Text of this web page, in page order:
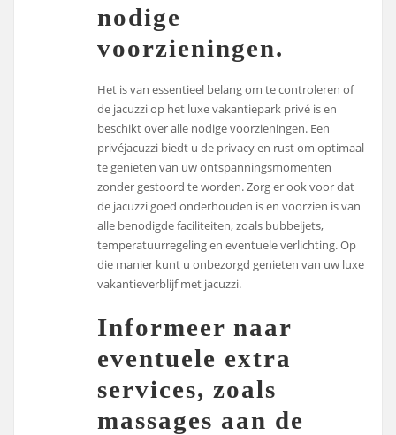
nodige
voorzieningen.
Het is van essentieel belang om te controleren of
de jacuzzi op het luxe vakantiepark privé is en
beschikt over alle nodige voorzieningen. Een
privéjacuzzi biedt u de privacy en rust om optimaal
te genieten van uw ontspanningsmomenten
zonder gestoord te worden. Zorg er ook voor dat
de jacuzzi goed onderhouden is en voorzien is van
alle benodigde faciliteiten, zoals bubbeljets,
temperatuurregeling en eventuele verlichting. Op
die manier kunt u onbezorgd genieten van uw luxe
vakantieverblijf met jacuzzi.
Informeer naar
eventuele extra
services, zoals
massages aan de